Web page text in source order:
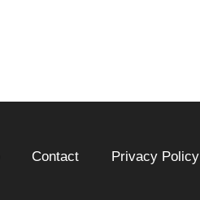
Contact Privacy Policy